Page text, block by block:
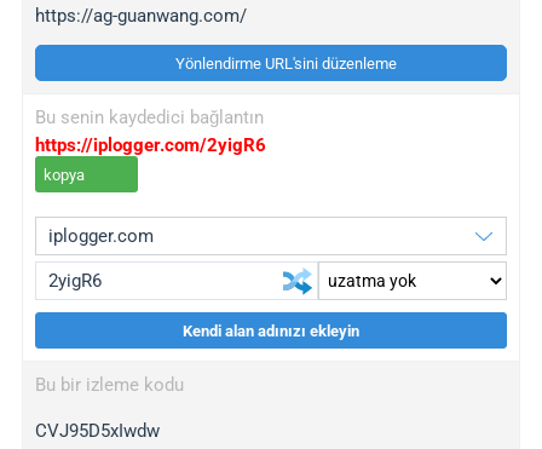
https://ag-guanwang.com/
Yönlendirme URL'sini düzenleme
Bu senin kaydedici bağlantın
https://iplogger.com/2yigR6
kopya
wl.gl
ed.tc
Kendi alan adınızı ekleyin
Bu bir izleme kodu
CVJ95D5xIwdw